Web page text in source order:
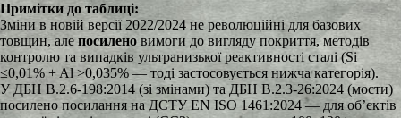
Примітки до таблиці:
Зміни в новій версії 2022/2024 не революційні для базових
товщин, алепосилено вимоги до вигляду покриття, методів
контролю та випадків ультранизької реактивності сталі (Si
≤0,01% + Al >0,035% — тоді застосовується нижча категорія).
У ДБН В.2.6-198:2014 (зі змінами) та ДБН В.2.3-26:2024 (мости)
посилено посилання на ДСТУ EN ISO 1461:2024 — для об’єктів